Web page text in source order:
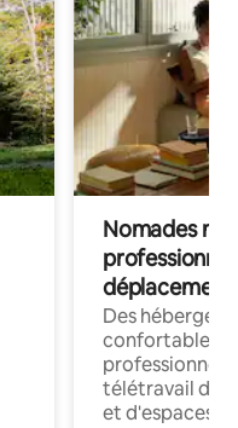
Nomades
déplacement
Des
confortables
professionnels
télétravail
et d'espaces